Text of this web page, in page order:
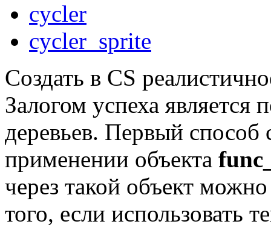
cycler
cycler_sprite
Создать в CS
Залогом успеха является
деревьев. Первый способ
применении объекта
через такой объект
того, если использовать